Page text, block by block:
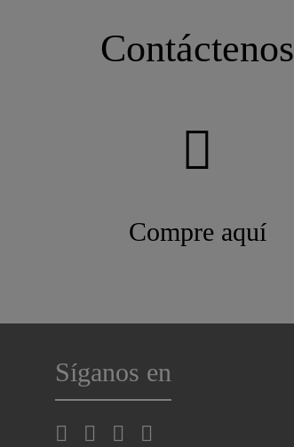
Contáctenos
Compre aquí
Síganos en